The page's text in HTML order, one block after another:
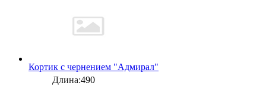
Кортик с чернением "Адмирал"
Длина:490